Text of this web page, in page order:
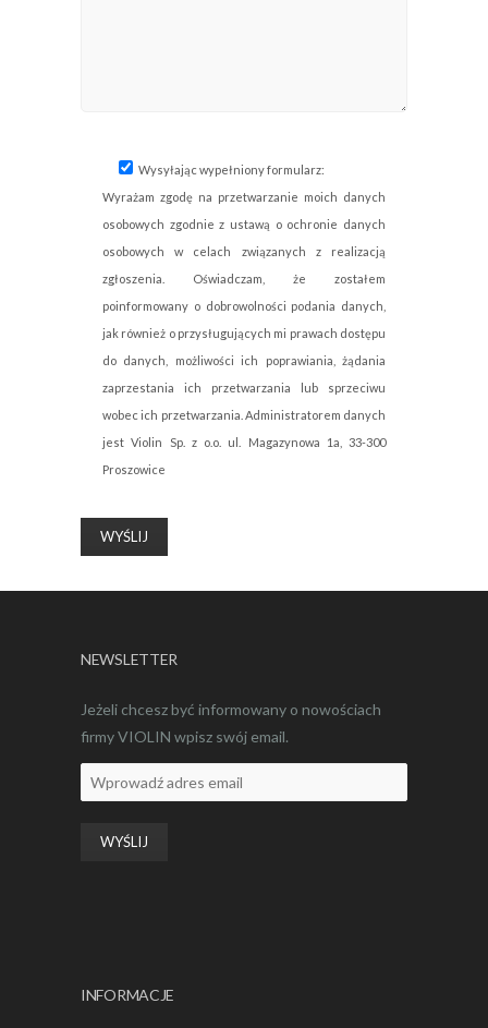
Wysyłając wypełniony formularz:
Wyrażam zgodę na przetwarzanie moich danych
osobowych zgodnie z ustawą o ochronie danych
osobowych w celach związanych z realizacją
zgłoszenia. Oświadczam, że zostałem
poinformowany o dobrowolności podania danych,
jak również o przysługujących mi prawach dostępu
do danych, możliwości ich poprawiania, żądania
zaprzestania ich przetwarzania lub sprzeciwu
wobec ich przetwarzania. Administratorem danych
jest Violin Sp. z o.o. ul. Magazynowa 1a, 33-300
Proszowice
NEWSLETTER
Jeżeli chcesz być informowany o nowościach
firmy VIOLIN wpisz swój email.
INFORMACJE